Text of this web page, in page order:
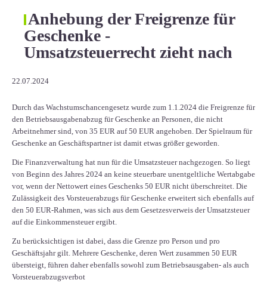
Anhebung der Freigrenze für
Geschenke -
Umsatzsteuerrecht zieht nach
22.07.2024
Durch das Wachstumschancengesetz wurde zum 1.1.2024 die Freigrenze für
den Betriebsausgabenabzug für Geschenke an Personen, die nicht
Arbeitnehmer sind, von 35 EUR auf 50 EUR angehoben. Der Spielraum für
Geschenke an Geschäftspartner ist damit etwas größer geworden.
Die Finanzverwaltung hat nun für die Umsatzsteuer nachgezogen. So liegt
von Beginn des Jahres 2024 an keine steuerbare unentgeltliche Wertabgabe
vor, wenn der Nettowert eines Geschenks 50 EUR nicht überschreitet. Die
Zulässigkeit des Vorsteuerabzugs für Geschenke erweitert sich ebenfalls auf
den 50 EUR-Rahmen, was sich aus dem Gesetzesverweis der Umsatzsteuer
auf die Einkommensteuer ergibt.
Zu berücksichtigen ist dabei, dass die Grenze pro Person und pro
Geschäftsjahr gilt. Mehrere Geschenke, deren Wert zusammen 50 EUR
übersteigt, führen daher ebenfalls sowohl zum Betriebsausgaben- als auch
Vorsteuerabzugsverbot